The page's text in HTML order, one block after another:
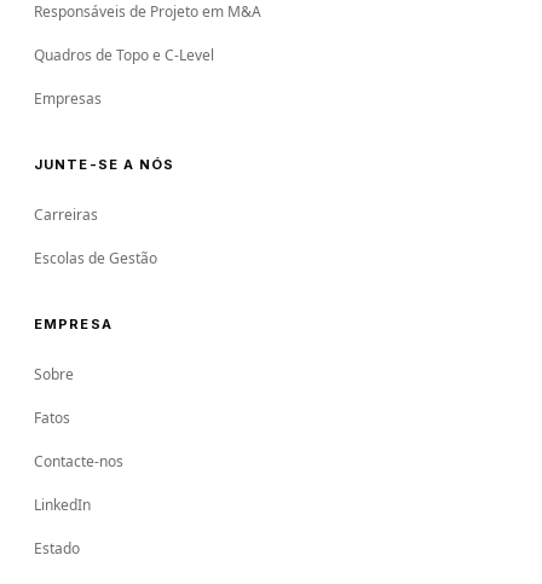
Responsáveis de Projeto em M&A
Quadros de Topo e C-Level
Empresas
JUNTE-SE A NÓS
Carreiras
Escolas de Gestão
EMPRESA
Sobre
Fatos
Contacte-nos
LinkedIn
Estado